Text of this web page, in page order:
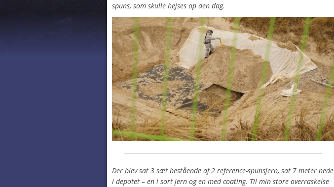
spuns, som skulle hejses op den dag.
Der blev sat 3 sæt bestående af 2 reference-spunsjern, sat 7 meter nede
i depotet – en i sort jern og en med coating. Til min store overraskelse